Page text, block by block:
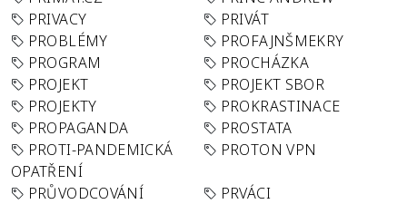
PRIVACY
PRIVÁT
PROBLÉMY
PROFAJNŠMEKRY
PROGRAM
PROCHÁZKA
PROJEKT
PROJEKT SBOR
PROJEKTY
PROKRASTINACE
PROPAGANDA
PROSTATA
PROTI-PANDEMICKÁ
OPATŘENÍ
PROTON VPN
PRŮVODCOVÁNÍ
PRVÁCI